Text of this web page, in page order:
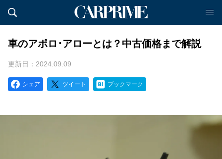
車のアポロ･アローとは？中古価格まで解説
更新日：2024.09.09
シェア ツイート ブックマーク